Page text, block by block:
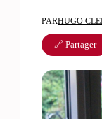
PARHUGO
🔗 Partager